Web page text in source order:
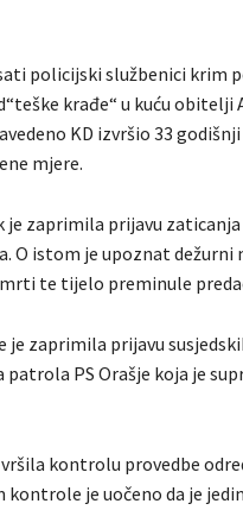
policijski službenici krim
krađe“ u kuću
KD izvršio 33
mjere.
je zaprimila prijavu
O istom je upoznat
te tijelo preminule
je zaprimila prijavu
PS Orašje koja je
kontrolu provedbe
je uočeno da je